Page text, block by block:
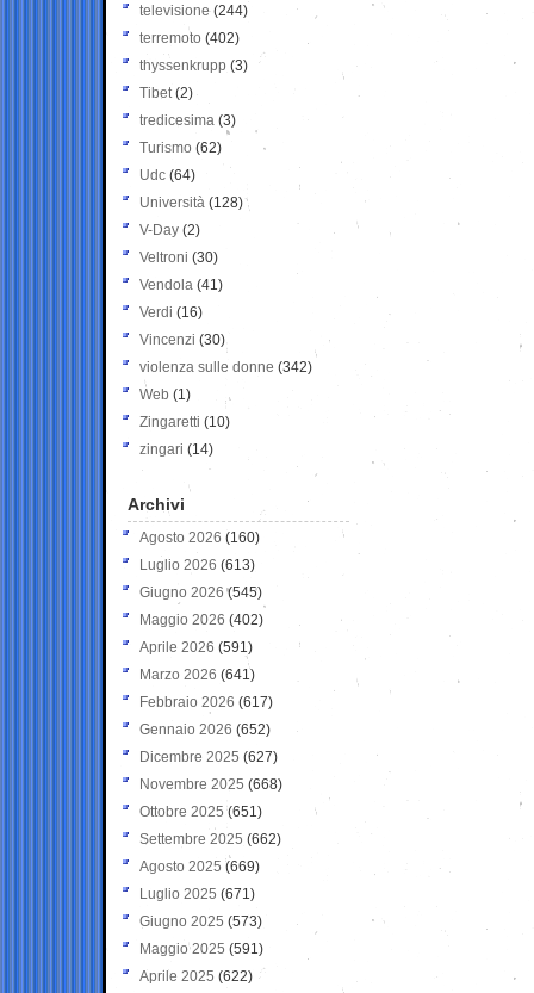
televisione(244)
terremoto (402)
thyssenkrupp (3)
Tibet(2)
tredicesima (3)
Turismo (62)
Udc (64)
Università (128)
V-Day (2)
Veltroni (30)
Vendola (41)
Verdi (16)
Vincenzi (30)
violenza sulle donne (342)
Web (1)
Zingaretti (10)
zingari (14)
Archivi
Agosto 2026 (160)
Luglio 2026 (613)
Giugno 2026 (545)
Maggio 2026 (402)
Aprile 2026 (591)
Marzo 2026 (641)
Febbraio 2026 (617)
Gennaio 2026 (652)
Dicembre 2025 (627)
Novembre 2025 (668)
Ottobre 2025 (651)
Settembre 2025 (662)
Agosto 2025 (669)
Luglio 2025 (671)
Giugno 2025 (573)
Maggio 2025 (591)
Aprile 2025 (622)